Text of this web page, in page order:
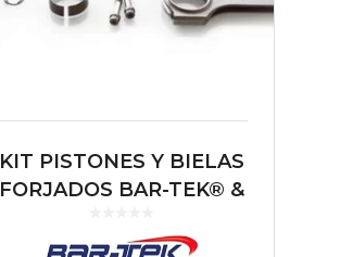
KIT PISTONES Y BIELAS
FORJADOS BAR-TEK® &
2.0L TSI EA888